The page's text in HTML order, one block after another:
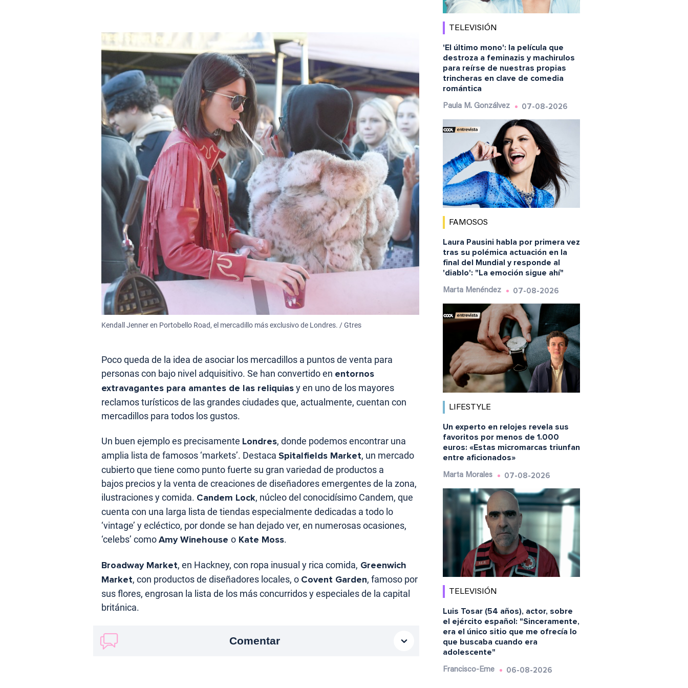
Kendall Jenner en Portobello Road, el mercadillo más exclusivo de Londres. / Gtres
Poco queda de la idea de asociar los mercadillos a puntos de venta para
personas con bajo nivel adquisitivo. Se han convertido en entornos
extravagantes para amantes de las reliquiasy en uno de los mayores
reclamos turísticos de las grandes ciudades que, actualmente, cuentan con
mercadillos para todos los gustos.
Un buen ejemplo es precisamente Londres, donde podemos encontrar una
amplia lista de famosos ‘markets’. Destaca Spitalfields Market, un mercado
cubierto que tiene como punto fuerte su gran variedad de productos a
bajos precios y la venta de creaciones de diseñadores emergentes de la zona,
ilustraciones y comida. Candem Lock, núcleo del conocidísimo Candem, que
cuenta con una larga lista de tiendas especialmente dedicadas a todo lo
‘vintage’ y ecléctico, por donde se han dejado ver, en numerosas ocasiones,
‘celebs’ comoAmy Winehouse o Kate Moss.
Broadway Market, en Hackney, con ropa inusual y rica comida, Greenwich
Market, con productos de diseñadores locales, o Covent Garden, famoso por
sus flores, engrosan la lista de los más concurridos y especiales de la capital
británica.
Comentar
TELEVISIÓN
'El último mono': la película que
destroza a feminazis y machirulos
para reírse de nuestras propias
trincheras en clave de comedia
romántica
Paula M. Gonzálvez 07-08-2026
FAMOSOS
Laura Pausini habla por primera vez
tras su polémica actuación en la
final del Mundial y responde al
'diablo': "La emoción sigue ahí"
Marta Menéndez 07-08-2026
LIFESTYLE
Un experto en relojes revela sus
favoritos por menos de 1.000
euros: «Estas micromarcas triunfan
entre aficionados»
Marta Morales 07-08-2026
TELEVISIÓN
Luis Tosar (54 años), actor, sobre
el ejército español: "Sinceramente,
era el único sitio que me ofrecía lo
que buscaba cuando era
adolescente"
Francisco-Eme 06-08-2026